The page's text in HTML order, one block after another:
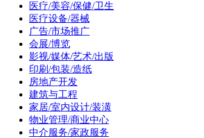
医疗/美容/保健/卫生
医疗设备/器械
广告/市场推广
会展/博览
影视/媒体/艺术/出版
印刷/包装/造纸
房地产开发
建筑与工程
家居/室内设计/装潢
物业管理/商业中心
中介服务/家政服务